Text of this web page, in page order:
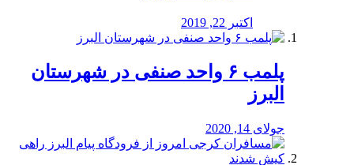
اکتبر 22, 2019
پلمب ۶ واحد صنفی در شهرستان
البرز
جولای 14, 2020